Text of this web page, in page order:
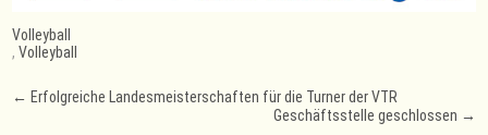
Volleyball
,Volleyball
Post
← Erfolgreiche Landesmeisterschaften für die Turner der VTR
Geschäftsstelle geschlossen →